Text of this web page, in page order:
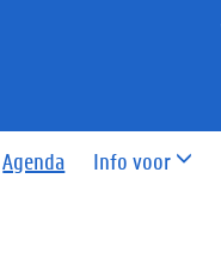
Agenda Info voor